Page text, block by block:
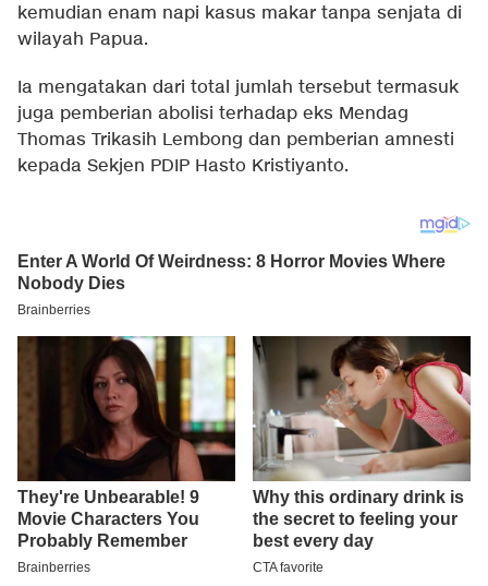
kemudian enam napi kasus makar tanpa senjata di
wilayah Papua.
Ia mengatakan dari total jumlah tersebut termasuk
juga pemberian abolisi terhadap eks Mendag
Thomas Trikasih Lembong dan pemberian amnesti
kepada Sekjen PDIP Hasto Kristiyanto.